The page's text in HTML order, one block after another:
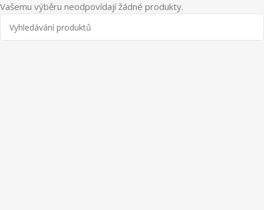
Vašemu výběru neodpovídají žádné produkty.